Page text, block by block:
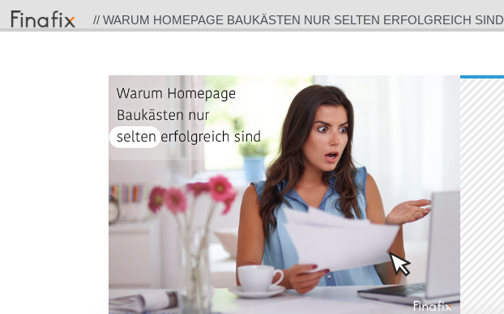
// WARUM HOMEPAGE BAUKÄSTEN NUR SELTEN ERFOLGREICH SIND